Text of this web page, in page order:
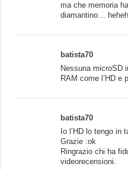
ma che memoria
diamantino…
batista70
Nessuna microSD
RAM come l’HD e
batista70
Io l’HD lo tengo in
Grazie :ok
Ringrazio chi ha
videorecensioni.